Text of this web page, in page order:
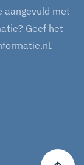
aangevuld met
Geef het
.